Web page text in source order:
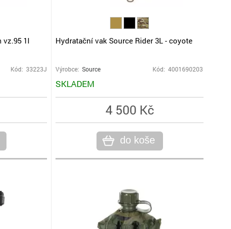
vz.95 1l
Kód: 33223J
Hydratační vak Source Rider 3L - coyote
Výrobce:Source Kód: 4001690203
SKLADEM
4 500 Kč
do koše